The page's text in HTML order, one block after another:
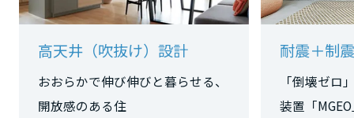
高天井（吹抜け）設計
おおらかで伸び伸びと暮らせる、
開放感のある住
耐震＋制
「倒壊ゼロ
装置「
京都府
大阪府